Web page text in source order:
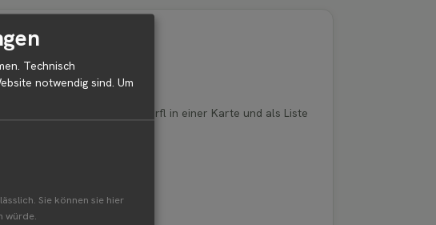
Firmensitz von Bauer Würfl in einer Karte und als Liste
Technisch
notwendig sind. Um
Sie können sie hier
würde.